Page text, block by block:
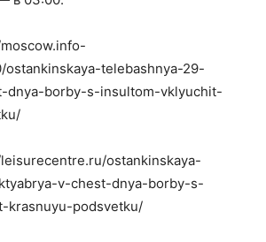
ostankinskaya-telebashnya-29-
dnya-borby-s-insultom-vklyuchit-
ostankinskaya-
v-chest-dnya-borby-s-
krasnuyu-podsvetku/